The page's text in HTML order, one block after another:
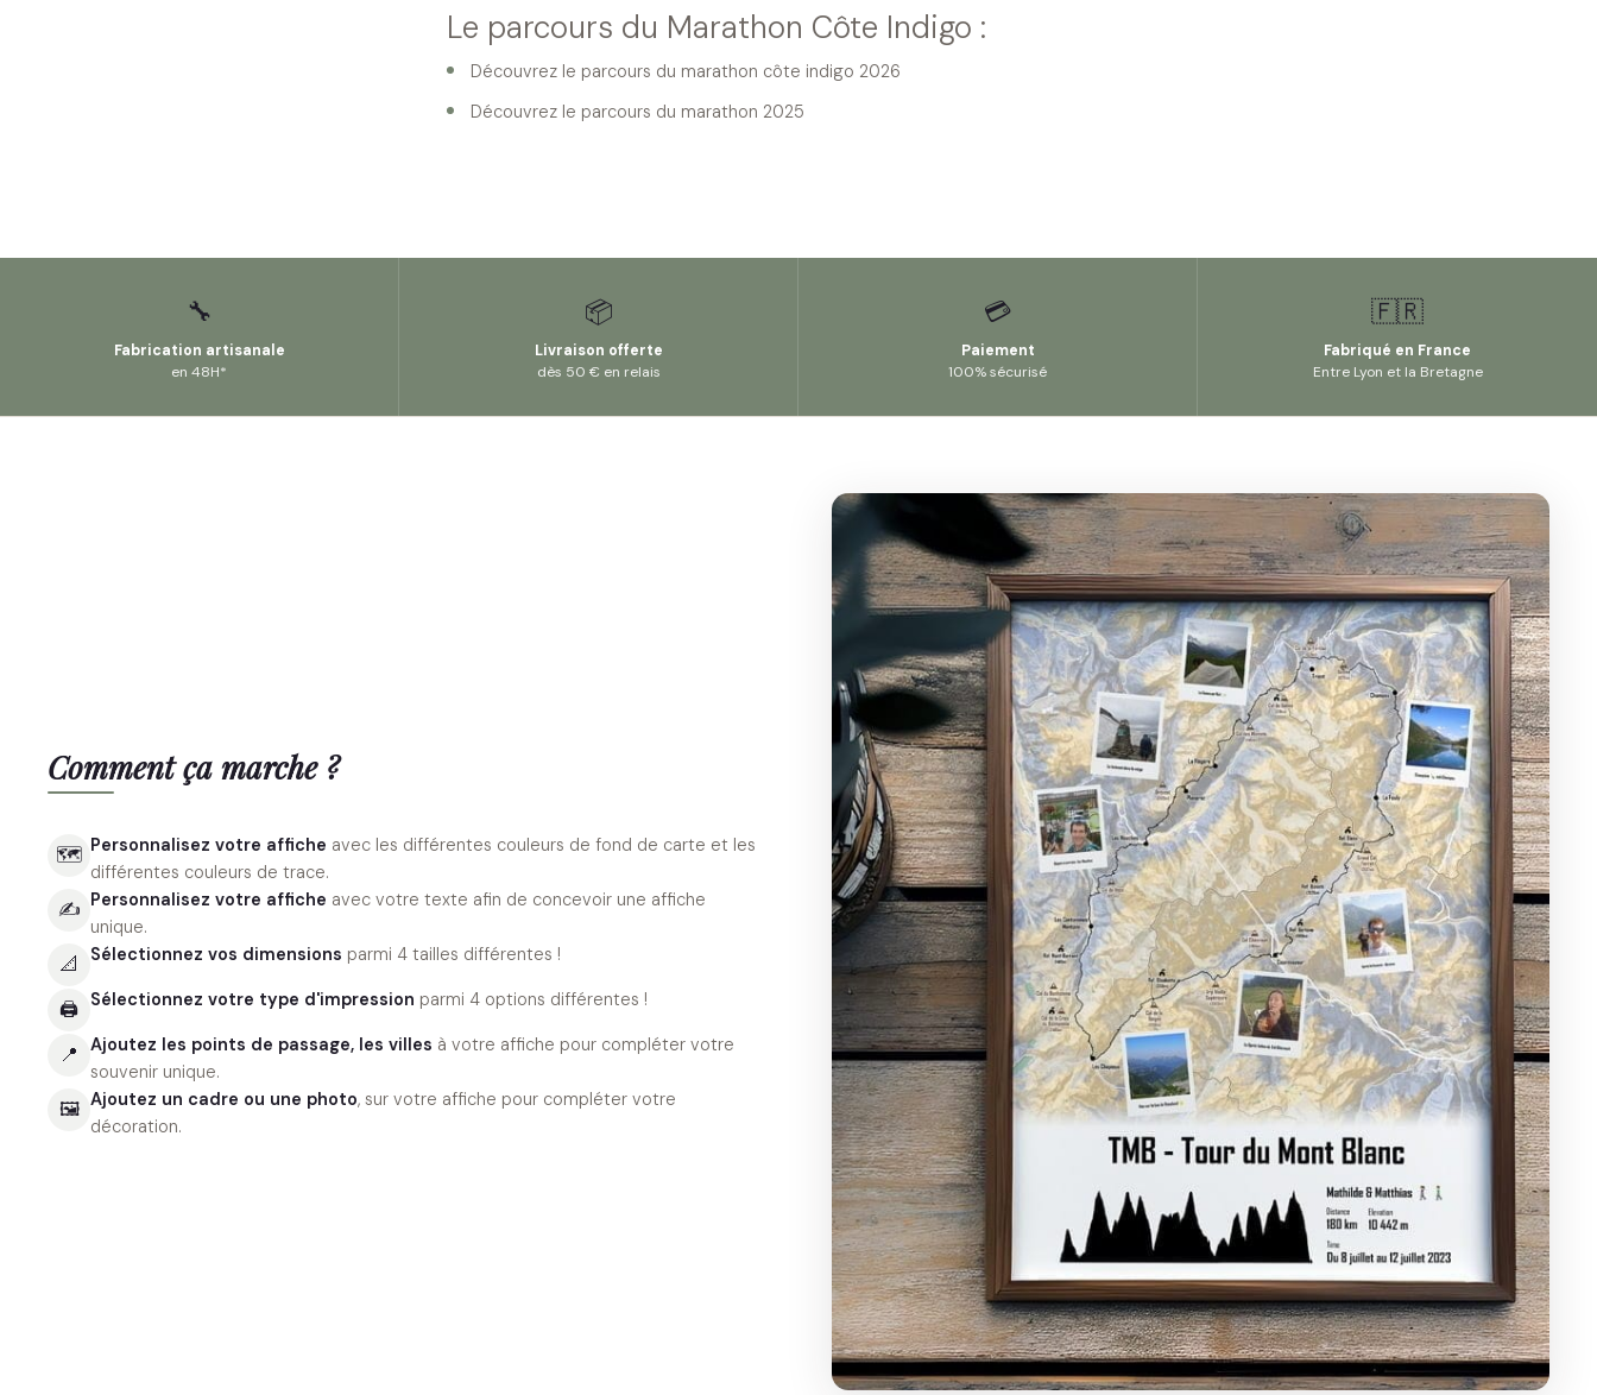
Le parcours du Marathon Côte Indigo :
Découvrez le parcours du marathon côte indigo 2026
Découvrez le parcours du marathon 2025
🔧
Fabrication artisanale
en 48H*
📦
Livraison offerte
dès 50 € en relais
💳
Paiement
100% sécurisé
🇫🇷
Fabriqué en France
Entre Lyon et la Bretagne
Comment ça marche ?
🗺 Personnalisez votre affiche avec les différentes couleurs de fond de carte et les
différentes couleurs de trace.
✍️ Personnalisez votre affiche avec votre texte afin de concevoir une affiche
unique.
📐 Sélectionnez vos dimensions parmi 4 tailles différentes !
🖨 Sélectionnez votre type d'impression parmi 4 options différentes !
📍 Ajoutez les points de passage, les villes à votre affiche pour compléter votre
souvenir unique.
🖼 Ajoutez un cadre ou une photo, sur votre affiche pour compléter votre
décoration.